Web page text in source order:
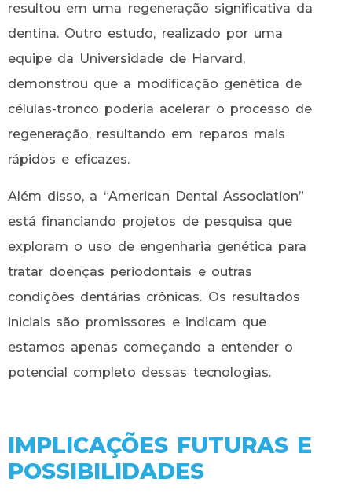
resultou em uma regeneração significativa da
dentina. Outro estudo, realizado por uma
equipe da Universidade de Harvard,
demonstrou que a modificação genética de
células-tronco poderia acelerar o processo de
regeneração, resultando em reparos mais
rápidos e eficazes.
Além disso, a “American Dental Association”
está financiando projetos de pesquisa que
exploram o uso de engenharia genética para
tratar doenças periodontais e outras
condições dentárias crônicas. Os resultados
iniciais são promissores e indicam que
estamos apenas começando a entender o
potencial completo dessas tecnologias.
IMPLICAÇÕES FUTURAS E
POSSIBILIDADES